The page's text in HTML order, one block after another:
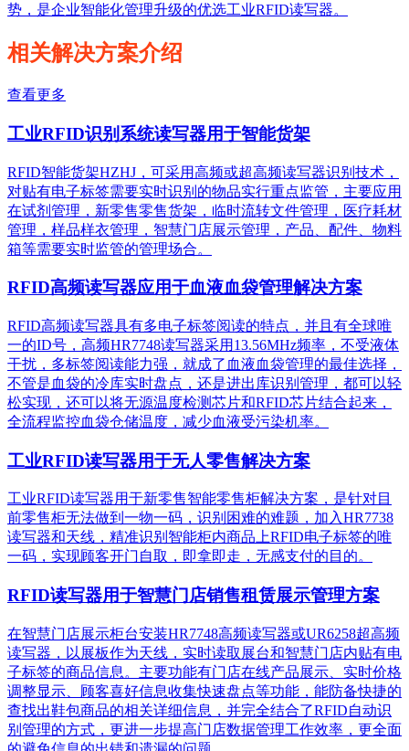
势，是企业智能化管理升级的优选工业RFID读写器。
相关解决方案介绍
查看更多
工业RFID识别系统读写器用于智能货架
RFID智能货架HZHJ，可采用高频或超高频读写器识别技术，
对贴有电子标签需要实时识别的物品实行重点监管，主要应用
在试剂管理，新零售零售货架，临时流转文件管理，医疗耗材
管理，样品样衣管理，智慧门店展示管理，产品、配件、物料
箱等需要实时监管的管理场合。
RFID高频读写器应用于血液血袋管理解决方案
RFID高频读写器具有多电子标签阅读的特点，并且有全球唯
一的ID号，高频HR7748读写器采用13.56MHz频率，不受液体
干扰，多标签阅读能力强，就成了血液血袋管理的最佳选择，
不管是血袋的冷库实时盘点，还是进出库识别管理，都可以轻
松实现，还可以将无源温度检测芯片和RFID芯片结合起来，
全流程监控血袋仓储温度，减少血液受污染机率。
工业RFID读写器用于无人零售解决方案
工业RFID读写器用于新零售智能零售柜解决方案，是针对目
前零售柜无法做到一物一码，识别困难的难题，加入HR7738
读写器和天线，精准识别​智能柜内商品上RFID电子标签的唯
一码，实现顾客开门自取，即拿即走，无感支付的目的。
RFID读写器用于智慧门店销售租赁展示管理方案
在智慧门店展示柜台安装HR7748高频读写器或UR6258超高频
读写器，以展板作为天线，实时读取展台和智慧门店内贴有电
子标签的商品信息。主要功能有门店在线产品展示、实时价格
调整显示、顾客喜好信息收集快速盘点等功能，能防备快捷的
查找出鞋包商品的相关详细信息，并完全结合了RFID自动识
别管理的方式，更进一步提高门店数据管理工作效率，更全面